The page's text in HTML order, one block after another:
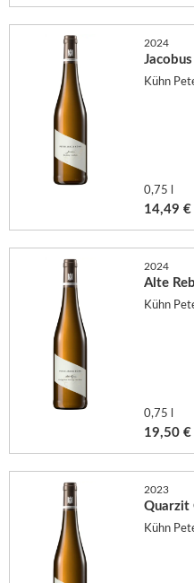
2024
Jacobus
Kühn
0,75 l
14,49 €
2024
Alte
Kühn
0,75 l
19,50 €
2023
Quarzit
Kühn